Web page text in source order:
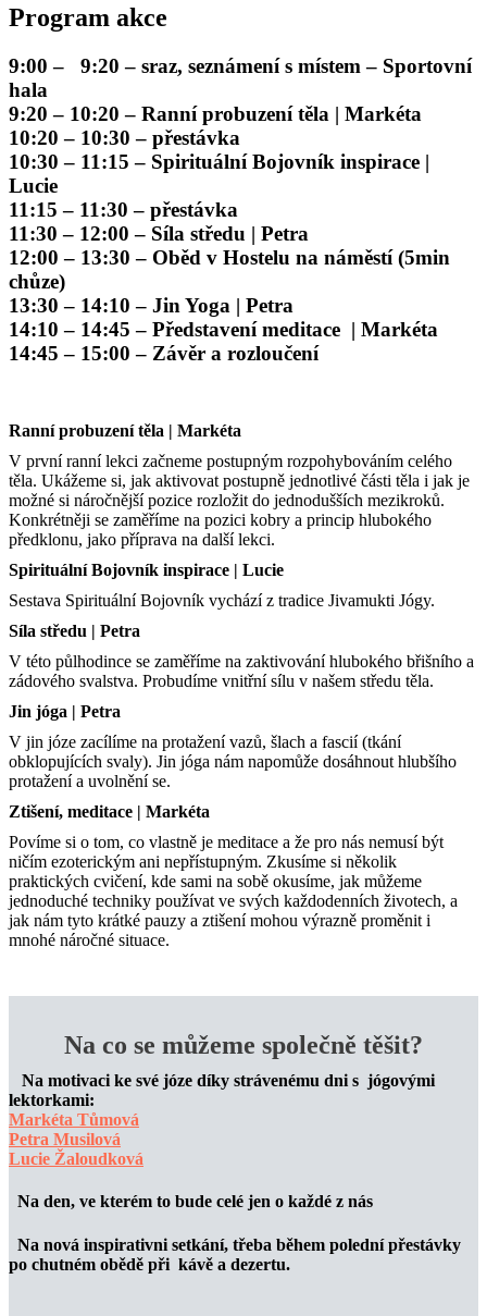
Program akce
9:00 – 9:20 – sraz, seznámení s místem – Sportovní
hala
9:20 – 10:20 – Ranní probuzení těla | Markéta
10:20 – 10:30 – přestávka
10:30 – 11:15 – Spirituální Bojovník inspirace |
Lucie
11:15 – 11:30 – přestávka
11:30 – 12:00 – Síla středu | Petra
12:00 – 13:30 – Oběd v Hostelu na náměstí (5min
chůze)
13:30 – 14:10 – Jin Yoga | Petra
14:10 – 14:45 – Představení meditace | Markéta
14:45 – 15:00 – Závěr a rozloučení
Ranní probuzení těla | Markéta
V první ranní lekci začneme postupným rozpohybováním celého
těla. Ukážeme si, jak aktivovat postupně jednotlivé části těla i jak je
možné si náročnější pozice rozložit do jednodušších mezikroků.
Konkrétněji se zaměříme na pozici kobry a princip hlubokého
předklonu, jako příprava na další lekci.
Spirituální Bojovník inspirace | Lucie
Sestava Spirituální Bojovník vychází z tradice Jivamukti Jógy.
Síla středu | Petra
V této půlhodince se zaměříme na zaktivování hlubokého břišního a
zádového svalstva. Probudíme vnitřní sílu v našem středu těla.
Jin jóga | Petra
V jin józe zacílíme na protažení vazů, šlach a fascií (tkání
obklopujících svaly). Jin jóga nám napomůže dosáhnout hlubšího
protažení a uvolnění se.
Ztišení, meditace | Markéta
Povíme si o tom, co vlastně je meditace a že pro nás nemusí být
ničím ezoterickým ani nepřístupným. Zkusíme si několik
praktických cvičení, kde sami na sobě okusíme, jak můžeme
jednoduché techniky používat ve svých každodenních životech, a
jak nám tyto krátké pauzy a ztišení mohou výrazně proměnit i
mnohé náročné situace.
Na co se můžeme společně těšit?
Na motivaci ke své józe díky strávenému dni s jógovými
lektorkami:
Markéta Tůmová
Petra Musilová
Lucie Žaloudková
Na den, ve kterém to bude celé jen o každé z nás
Na nová inspirativni setkání, třeba během polední přestávky
po chutném obědě při kávě a dezertu.